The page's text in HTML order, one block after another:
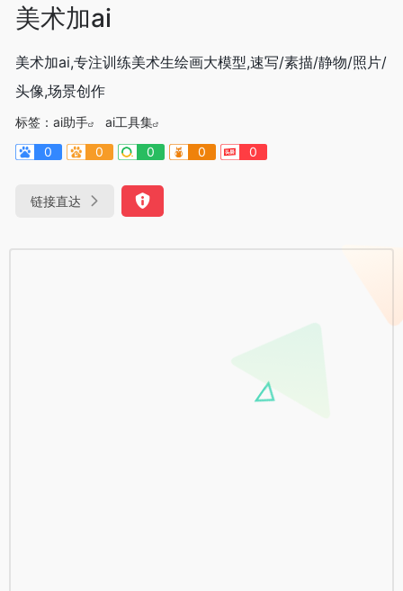
美术加ai
美术加ai,专注训练美术生绘画大模型,速写/素描/静物/照片/
头像,场景创作
标签： ai助手
ai工具集
0
0 0 0 0
链接直达